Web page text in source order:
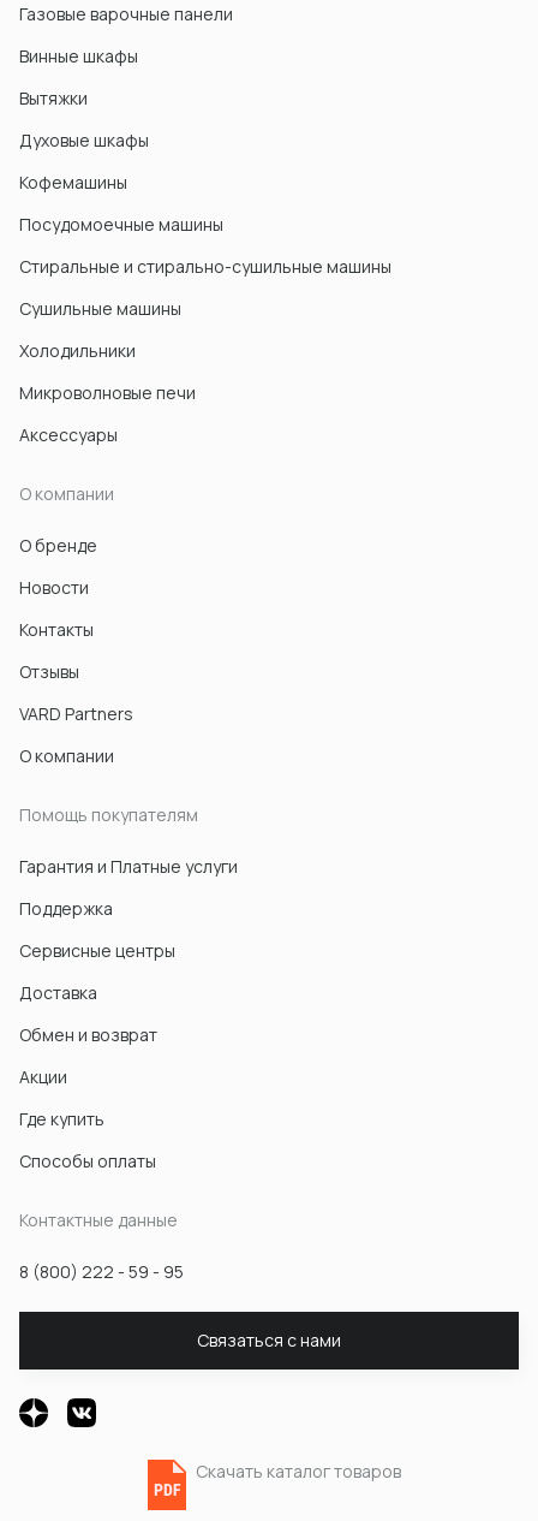
Газовые варочные панели
Винные шкафы
Вытяжки
Духовые шкафы
Кофемашины
Посудомоечные машины
Стиральные и стирально-сушильные машины
Сушильные машины
Холодильники
Микроволновые печи
Акcессуары
О компании
О бренде
Новости
Контакты
Отзывы
VARD Partners
О компании
Помощь покупателям
Гарантия и Платные услуги
Поддержка
Сервисные центры
Доставка
Обмен и возврат
Акции
Где купить
Способы оплаты
Контактные данные
8 (800) 222 - 59 - 95
Связаться с нами
Скачать каталог товаров